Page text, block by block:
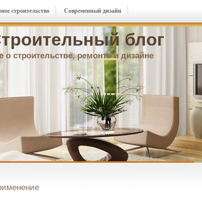
блог
о строительстве, ремонте и дизайне
строительство Современный дизайн